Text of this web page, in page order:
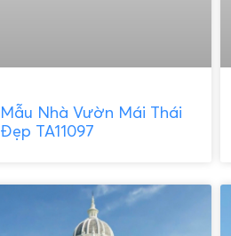
Mẫu Nhà Vườn Mái Thái
Đẹp TA11097